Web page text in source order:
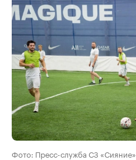
Фото: Пресс-служба СЗ «Сияние»